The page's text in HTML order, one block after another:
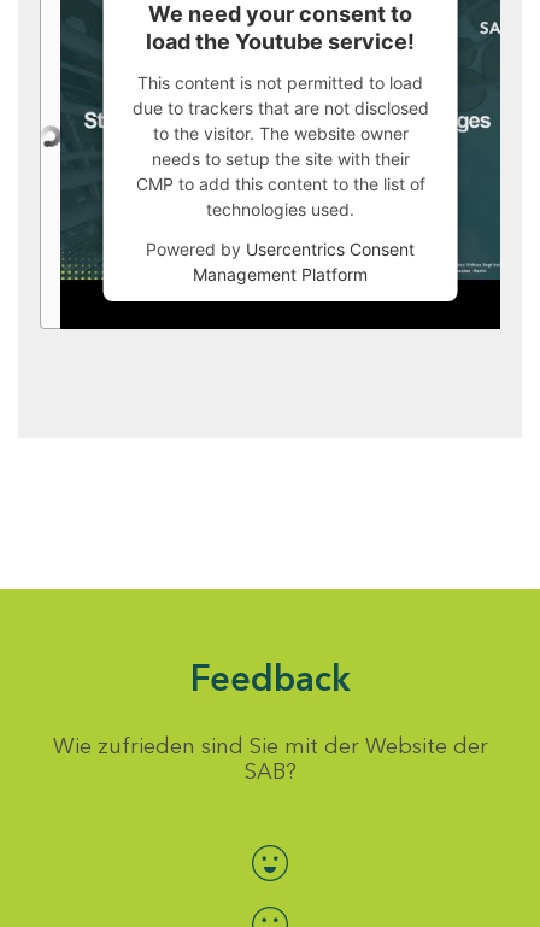
We need your consent to
load the Youtube service!
This content is not permitted to load
due to trackers that are not disclosed
to the visitor. The website owner
needs to setup the site with their
CMP to add this content to the list of
technologies used.
Powered by Usercentrics Consent
Management Platform
Feedback
Wie zufrieden sind Sie mit der Website der
SAB?
Bewertung auswählen